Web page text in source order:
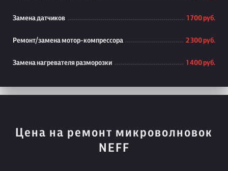
Замена датчиков 1 700 руб.
Ремонт/замена мотор-компрессора 2 300 руб.
Замена нагревателя разморозки 1 400 руб.
Цена на ремонт микроволновок
NEFF